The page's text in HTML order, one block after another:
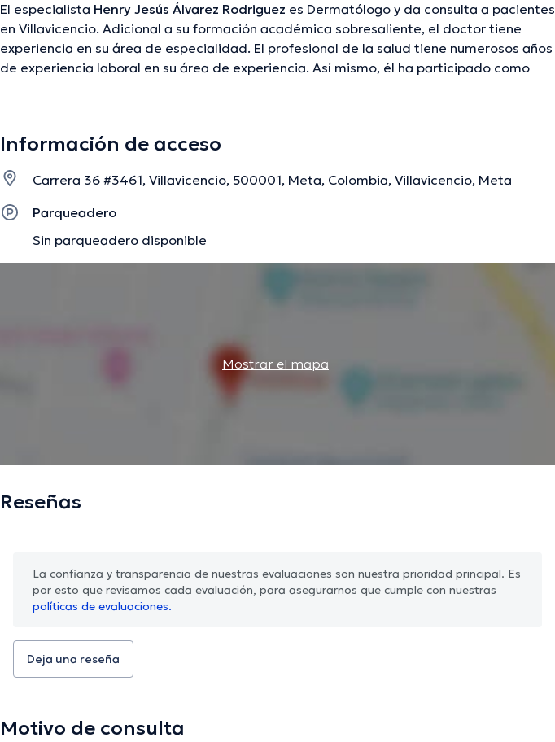
El especialista Henry Jesús Álvarez Rodriguez es Dermatólogo y da consulta a pacientes
en Villavicencio. Adicional a su formación académica sobresaliente, el doctor tiene
experiencia en su área de especialidad. El profesional de la salud tiene numerosos años
de experiencia laboral en su área de experiencia. Así mismo, él ha participado como
consulta se puede hacer en Español.
Información de acceso
Carrera 36 #3461, Villavicencio, 500001, Meta, Colombia, Villavicencio, Meta
Parqueadero
Sin parqueadero disponible
Mostrar el mapa
Reseñas
La confianza y transparencia de nuestras evaluaciones son nuestra prioridad principal. Es
por esto que revisamos cada evaluación, para asegurarnos que cumple con nuestras
políticas de evaluaciones.
Deja una reseña
Motivo de consulta